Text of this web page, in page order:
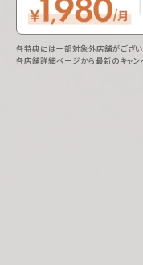
各特典には一部対象外店舗がござい
各店舗詳細ページから最新のキャン